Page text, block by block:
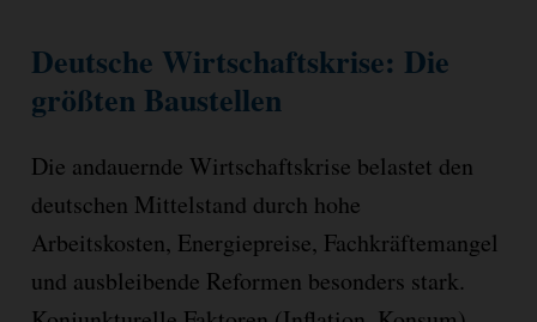
Deutsche Wirtschaftskrise: Die
größten Baustellen
Die andauernde Wirtschaftskrise belastet den
deutschen Mittelstand durch hohe
Arbeitskosten, Energiepreise, Fachkräftemangel
und ausbleibende Reformen besonders stark.